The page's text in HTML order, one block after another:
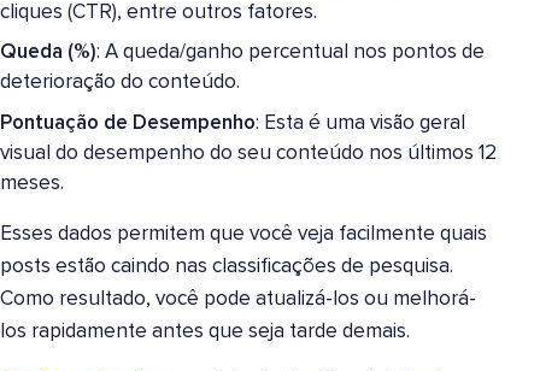
cliques (CTR), entre outros fatores.
Queda (%): A queda/ganho percentual nos pontos de
deterioração do conteúdo.
Pontuação de Desempenho: Esta é uma visão geral
visual do desempenho do seu conteúdo nos últimos 12
meses.
Esses dados permitem que você veja facilmente quais
posts estão caindo nas classificações de pesquisa.
Como resultado, você pode atualizá-los ou melhorá-
los rapidamente antes que seja tarde demais.